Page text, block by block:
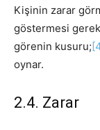
Kişinin zarar
göstermesi
görenin kusuru;
oynar.
2.4. Zarar